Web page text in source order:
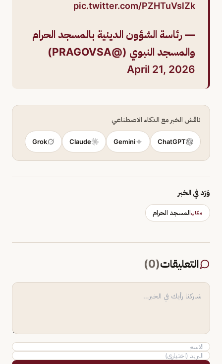
pic.twitter.com/PZHTuVslZk
— رئاسة الشؤون الدينية بالمسجد الحرام
والمسجد النبوي (@PRAGOVSA)
April 21, 2026
ناقش الخبر مع الذكاء الاصطناعي
ChatGPT
Gemini
Claude
Grok
وَرَد في الخبر
مكانالمسجد الحرام
التعليقات(
0
)